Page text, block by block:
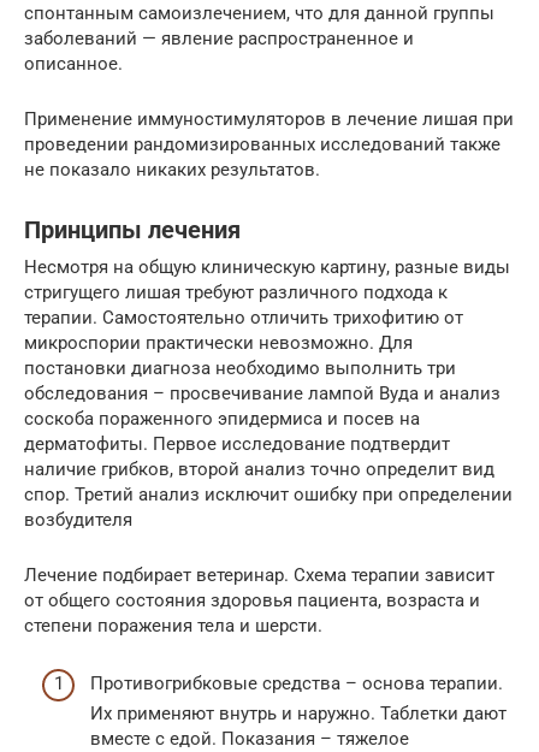
спонтанным самоизлечением, что для данной группы
заболеваний — явление распространенное и
описанное.
Применение иммуностимуляторов в лечение лишая при
проведении рандомизированных исследований также
не показало никаких результатов.
Принципы лечения
Несмотря на общую клиническую картину, разные виды
стригущего лишая требуют различного подхода к
терапии. Самостоятельно отличить трихофитию от
микроспории практически невозможно. Для
постановки диагноза необходимо выполнить три
обследования – просвечивание лампой Вуда и анализ
соскоба пораженного эпидермиса и посев на
дерматофиты. Первое исследование подтвердит
наличие грибков, второй анализ точно определит вид
спор. Третий анализ исключит ошибку при определении
возбудителя
Лечение подбирает ветеринар. Схема терапии зависит
от общего состояния здоровья пациента, возраста и
степени поражения тела и шерсти.
Противогрибковые средства – основа терапии.
Их применяют внутрь и наружно. Таблетки дают
вместе с едой. Показания – тяжелое